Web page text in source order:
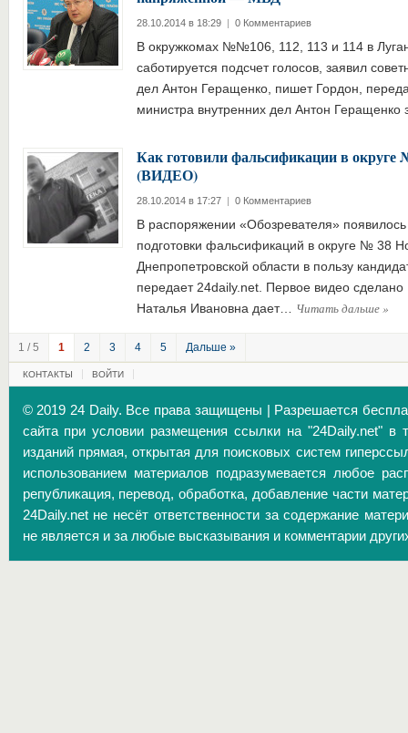
28.10.2014 в 18:29 | 0 Комментариев
В окружкомах №№106, 112, 113 и 114 в
саботируется подсчет голосов, заявил
дел Антон Геращенко, пишет Гордон,
министра внутренних дел Антон
Как готовили фальсификации в округе
(ВИДЕО)
28.10.2014 в 17:27 | 0 Комментариев
В распоряжении «Обозревателя»
подготовки фальсификаций в округе № 38
Днепропетровской области в пользу
передает 24daily.net. Первое видео сделано
Наталья Ивановна дает… Читать дальше»
1 / 5 1 2 3 4 5 Дальше »
КОНТАКТЫ ВОЙТИ
© 2019 24 Daily. Все права защищены | Разрешается
сайта при условии размещения ссылки на "24Daily.net" в
изданий прямая, открытая для поисковых систем
использованием материалов подразумевается любое
републикация, перевод, обработка, добавление части
24Daily.net не несёт ответственности за содержание
не является и за любые высказывания и комментарии